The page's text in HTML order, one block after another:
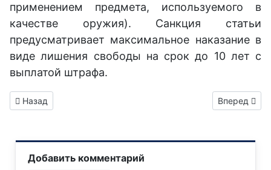
применением предмета, используемого в
качестве оружия). Санкция статьи
предусматривает максимальное наказание в
виде лишения свободы на срок до 10 лет с
выплатой штрафа.
Предыдущий: Горловчане приняли участие в старте
Назад Следующий:
Вперед
Добавить комментарий